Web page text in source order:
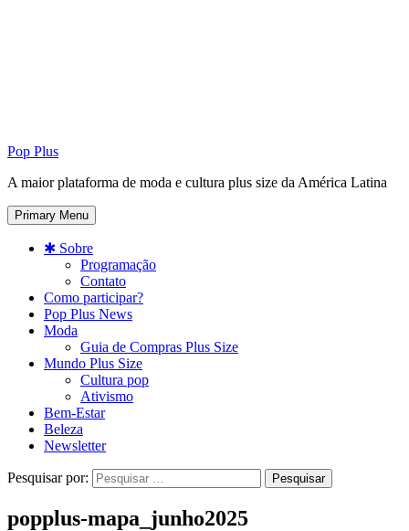
Pop Plus
A maior plataforma de moda e cultura plus size da América Latina
Primary Menu
✱ Sobre
Programação
Contato
Como participar?
Pop Plus News
Moda
Guia de Compras Plus Size
Mundo Plus Size
Cultura pop
Ativismo
Bem-Estar
Beleza
Newsletter
Pesquisar por:
popplus-mapa_junho2025